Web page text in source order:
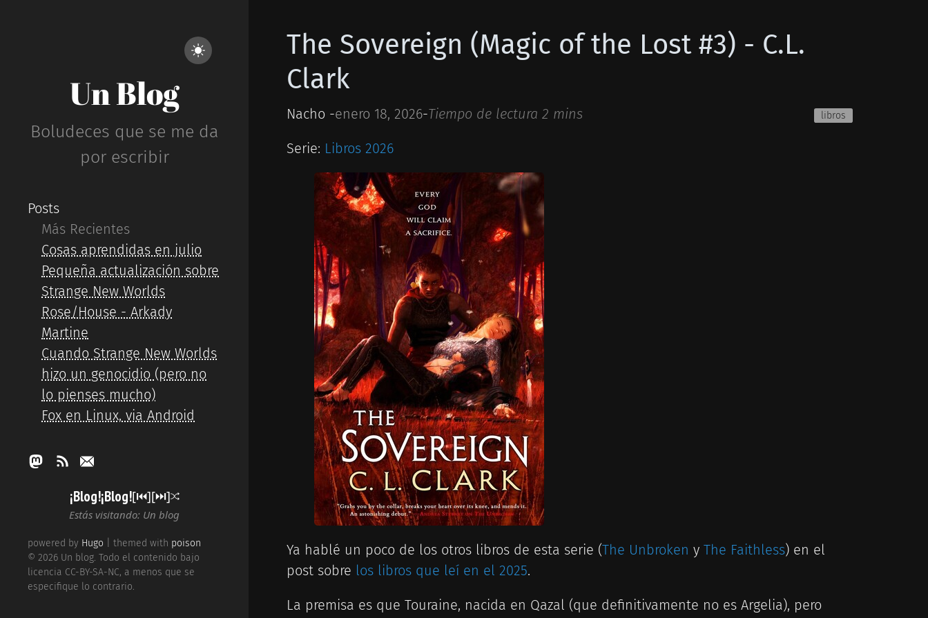
Un Blog
Boludeces que se me da
por escribir
Posts
Más Recientes
Cosas aprendidas en julio
Pequeña actualización sobre
Strange New Worlds
Rose/House - Arkady
Martine
Cuando Strange New Worlds
hizo un genocidio (pero no
lo pienses mucho)
Fox en Linux, via Android
¡Blog!¡Blog![⏮︎][⏭︎]
Estás visitando: Un blog
powered by Hugo | themed with poison
© 2026 Un blog. Todo el contenido bajo
licencia CC-BY-SA-NC, a menos que se
especifique lo contrario.
The Sovereign (Magic of the Lost #3) - C.L.
Clark
Nacho -enero 18, 2026-Tiempo de lectura 2 mins libros
Serie: Libros 2026
Ya hablé un poco de los otros libros de esta serie (The Unbroken y The Faithless) en el
post sobre los libros que leí en el 2025.
La premisa es que Touraine, nacida en Qazal (que definitivamente no es Argelia), pero